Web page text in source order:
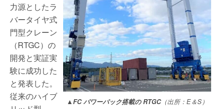
▲FC パワーパック搭載の RTGC（出所：E＆S）
力源としたラ
バータイヤ式
門型クレーン
（RTGC）の
開発と実証実
験に成功した
と発表した。
従来のハイブ